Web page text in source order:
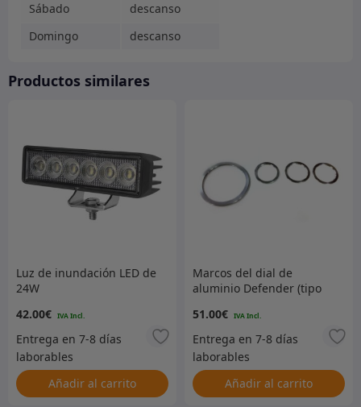
Sábado
descanso
Domingo
descanso
Productos similares
Luz de inundación LED de
24W
42.00€
Añadir al carrito
Marcos del dial de
aluminio Defender (tipo
51.00€
Añadir al carrito